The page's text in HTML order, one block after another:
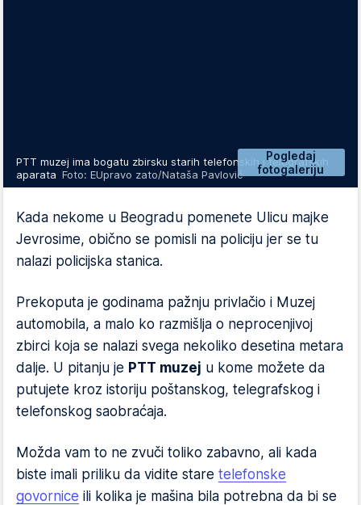
Pogledaj
fotogaleriju
PTT muzej ima bogatu zbirsku starih telefonskih i telegrafskih
aparata Foto: EUpravo zato/Nataša Pavlović
Kada nekome u Beogradu pomenete Ulicu majke
Jevrosime, obično se pomisli na policiju jer se tu
nalazi policijska stanica.
Prekoputa je godinama pažnju privlačio i Muzej
automobila, a malo ko razmišlja o neprocenjivoj
zbirci koja se nalazi svega nekoliko desetina metara
dalje. U pitanju je PTT muzej u kome možete da
putujete kroz istoriju poštanskog, telegrafskog i
telefonskog saobraćaja.
Možda vam to ne zvuči toliko zabavno, ali kada
biste imali priliku da vidite stare telefonske
govornice ili kolika je mašina bila potrebna da bi se